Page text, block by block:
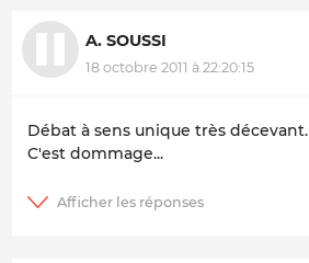
A. SOUSSI
18 octobre 2011 à 22:20:15
Débat à sens unique très décevant.
C'est dommage...